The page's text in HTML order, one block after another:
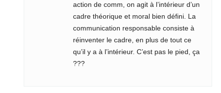
action de comm, on agit à l’intérieur d’un
cadre théorique et moral bien défini. La
communication responsable consiste à
réinventer le cadre, en plus de tout ce
qu’il y a à l’intérieur. C’est pas le pied, ça
???